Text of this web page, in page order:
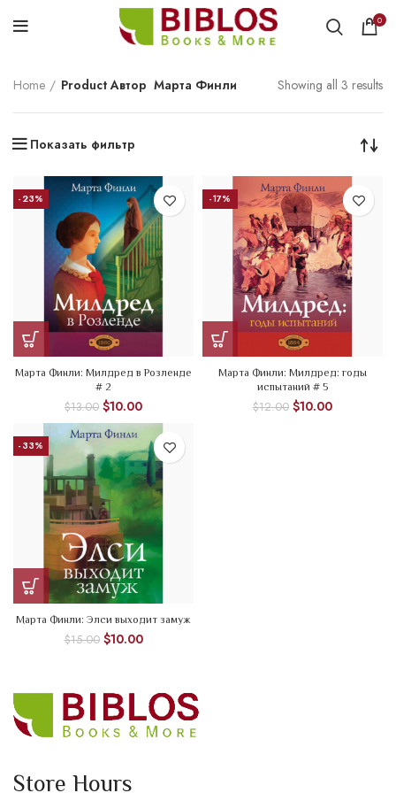
0
Home Product Автор Марта Финли Showing all 3 results
Показать фильтр
-23%
Марта Финли: Милдред в Розленде
# 2
$13.00 $10.00
-17%
Марта Финли: Милдред: годы
испытаний # 5
$12.00 $10.00
-33%
Марта Финли: Элси выходит замуж
$15.00 $10.00
Store Hours